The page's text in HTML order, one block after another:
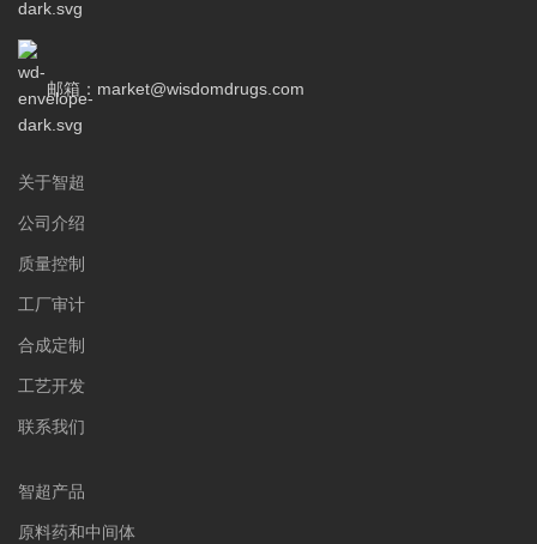
邮箱：market@wisdomdrugs.com
关于智超
公司介绍
质量控制
工厂审计
合成定制
工艺开发
联系我们
智超产品
原料药和中间体